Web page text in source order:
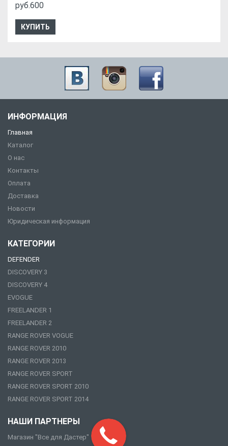
руб.600
КУПИТЬ
ИНФОРМАЦИЯ
Главная
Каталог
О нас
Контакты
Оплата
Доставка
Новости
Юридическая информация
КАТЕГОРИИ
DEFENDER
DISCOVERY 3
DISCOVERY 4
EVOGUE
FREELANDER 1
FREELANDER 2
RANGE ROVER VOGUE
RANGE ROVER 2010
RANGE ROVER 2013
RANGE ROVER SPORT
RANGE ROVER SPORT 2010
RANGE ROVER SPORT 2014
НАШИ ПАРТНЕРЫ
Магазин "Все для Дастер"